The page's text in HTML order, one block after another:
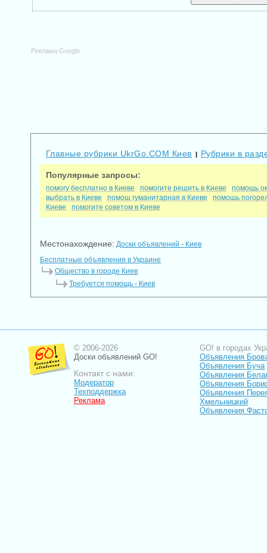
Реклама Google
Главные рубрики UkrGo.COM Киев Рубрики в
Популярные запросы:
помогу бесплатно в Киеве помогите решить в Киеве
помощь
выбрать в Киеве
помощ гуманитарная в Киеве
помощь
Киеве
помогите советом в Киеве
Местонахождение: Доски объявлений - Киев
Бесплатные объявления в Украине
Общество в городе Киев
Требуется помощь - Киев
© 2006-2026
Доски объявлений GO!
Контакт с нами:
Модератор
Техподдержка
Реклама
GO! в городах
Объявления
Объявления Буча
Объявления
Объявления
Объявления
Хмельницкий
Объявления